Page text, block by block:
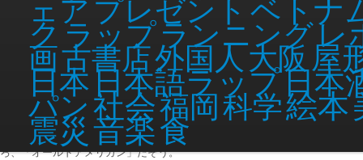
ク ラップランニングレ
画古書店外国人大阪 屋
日本日本語ラップ日本
パン社会福岡科学絵本
震災音楽食
待合スペース。プレオープン時は椅子でしたが、今後ソファにするそう。
こちら受付スペース。イケメンが写ってますね～。木目調の床とカウンタ
ここまででお気づきの方もいるかもしれませんが、店内は全体的に白い壁
ろ、「オールドアメリカン」だそう。